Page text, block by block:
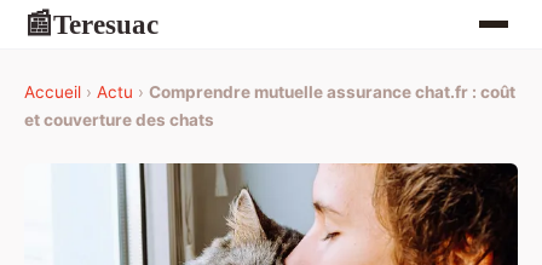
📰Teresuac
Accueil › Actu › Comprendre mutuelle assurance chat.fr : coût
et couverture des chats